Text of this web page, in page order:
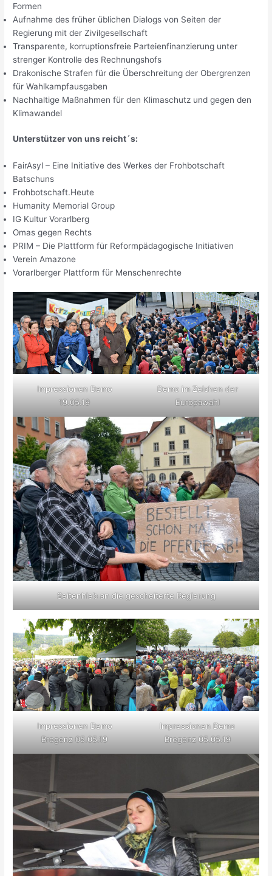
Formen
Aufnahme des früher üblichen Dialogs von Seiten der
Regierung mit der Zivilgesellschaft
Transparente, korruptionsfreie Parteienfinanzierung unter
strenger Kontrolle des Rechnungshofs
Drakonische Strafen für die Überschreitung der Obergrenzen
für Wahlkampfausgaben
Nachhaltige Maßnahmen für den Klimaschutz und gegen den
Klimawandel
Unterstützer von uns reicht´s:
FairAsyl – Eine Initiative des Werkes der Frohbotschaft
Batschuns
Frohbotschaft.Heute
Humanity Memorial Group
IG Kultur Vorarlberg
Omas gegen Rechts
PRIM – Die Plattform für Reformpädagogische Initiativen
Verein Amazone
Vorarlberger Plattform für Menschenrechte
Impressionen Demo
19.05.19
Demo im Zeichen der
Europawahl
Seitenhieb an die gescheiterte Regierung
Impressionen Demo
Bregenz 05.05.19
Impressionen Demo
Bregenz 05.05.19